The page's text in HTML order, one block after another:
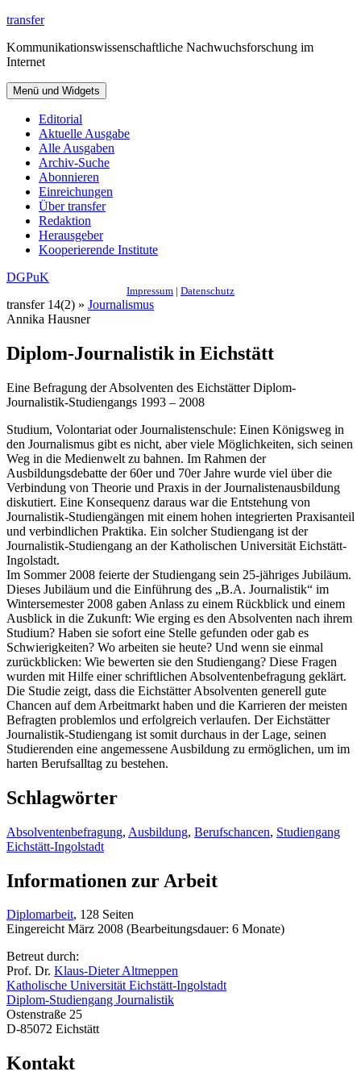
Zum
springen
transfer
Kommunikationswissenschaftliche Nachwuchsforschung im
Internet
Menü und Widgets
Editorial
Aktuelle Ausgabe
Alle Ausgaben
Archiv-Suche
Abonnieren
Einreichungen
Über transfer
Redaktion
Herausgeber
Kooperierende Institute
DGPuK
Impressum | Datenschutz
transfer 14(2) » Journalismus
Annika Hausner
Diplom-Journalistik in Eichstätt
Eine Befragung der Absolventen des Eichstätter Diplom-
Journalistik-Studiengangs 1993 – 2008
Studium, Volontariat oder Journalistenschule: Einen Königsweg in
den Journalismus gibt es nicht, aber viele Möglichkeiten, sich seinen
Weg in die Medienwelt zu bahnen. Im Rahmen der
Ausbildungsdebatte der 60er und 70er Jahre wurde viel über die
Verbindung von Theorie und Praxis in der Journalistenausbildung
diskutiert. Eine Konsequenz daraus war die Entstehung von
Journalistik-Studiengängen mit einem hohen integrierten Praxisanteil
und verbindlichen Praktika. Ein solcher Studiengang ist der
Journalistik-Studiengang an der Katholischen Universität Eichstätt-
Ingolstadt.
Im Sommer 2008 feierte der Studiengang sein 25-jähriges Jubiläum.
Dieses Jubiläum und die Einführung des „B.A. Journalistik“ im
Wintersemester 2008 gaben Anlass zu einem Rückblick und einem
Ausblick in die Zukunft: Wie erging es den Absolventen nach ihrem
Studium? Haben sie sofort eine Stelle gefunden oder gab es
Schwierigkeiten? Wo arbeiten sie heute? Und wenn sie einmal
zurückblicken: Wie bewerten sie den Studiengang? Diese Fragen
wurden mit Hilfe einer schriftlichen Absolventenbefragung geklärt.
Die Studie zeigt, dass die Eichstätter Absolventen generell gute
Chancen auf dem Arbeitmarkt haben und die Karrieren der meisten
Befragten problemlos und erfolgreich verlaufen. Der Eichstätter
Journalistik-Studiengang ist somit durchaus in der Lage, seinen
Studierenden eine angemessene Ausbildung zu ermöglichen, um im
harten Berufsalltag zu bestehen.
Schlagwörter
Absolventenbefragung, Ausbildung, Berufschancen, Studiengang
Eichstätt-Ingolstadt
Informationen zur Arbeit
Diplomarbeit, 128 Seiten
Eingereicht März 2008 (Bearbeitungsdauer: 6 Monate)
Betreut durch:
Prof. Dr. Klaus-Dieter Altmeppen
Katholische Universität Eichstätt-Ingolstadt
Diplom-Studiengang Journalistik
Ostenstraße 25
D-85072 Eichstätt
Kontakt